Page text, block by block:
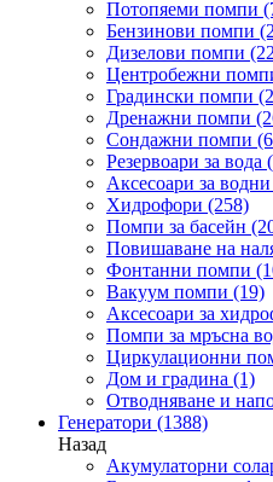
Потопяеми помпи
Бензинови помпи
Дизелови помпи
Центробежни
Градински помпи
Дренажни помпи
Сондажни помпи
Резервоари за вода
Аксесоари за
Хидрофори (258)
Помпи за басейн
Повишаване на
Фонтанни помпи
Вакуум помпи (19)
Аксесоари за
Помпи за мръсна
Циркулационни
Дом и градина (1)
Отводняване и
Генератори (1388)
Назад
Акумулаторни